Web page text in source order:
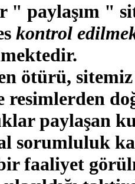
" paylaşım "
kontrol
ötürü,
resimlerden
paylaşan
sorumluluk
faaliyet